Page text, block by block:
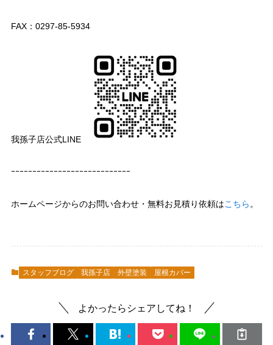
FAX：0297-85-5934
我孫子店公式LINE
ｰｰｰｰｰｰｰｰｰｰｰｰｰｰｰｰｰｰｰｰｰｰｰｰｰｰｰｰ
ホームページからのお問い合わせ・無料お見積り依頼はこちら。
スタッフブログ 我孫子店 外壁塗装 屋根カバー
よかったらシェアしてね！